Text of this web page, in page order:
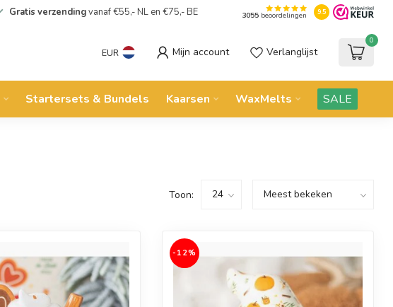
Gratis verzendingvanaf €55,- NL en €75,- BE 3055beoordelingen 9.5
EUR Mijn account Verlanglijst
0
Startersets & Bundels Kaarsen WaxMelts SALE
Toon:
-12%